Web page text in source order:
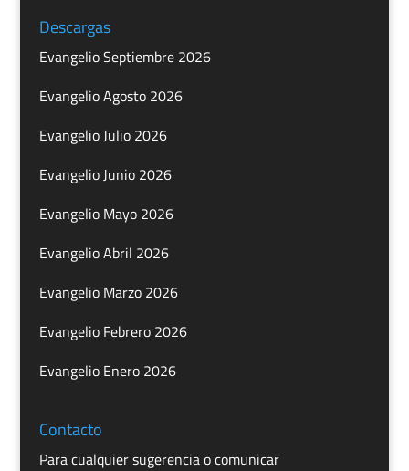
Descargas
Evangelio Septiembre 2026
Evangelio Agosto 2026
Evangelio Julio 2026
Evangelio Junio 2026
Evangelio Mayo 2026
Evangelio Abril 2026
Evangelio Marzo 2026
Evangelio Febrero 2026
Evangelio Enero 2026
Contacto
Para cualquier sugerencia o comunicar